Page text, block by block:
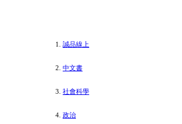
誠品線上
中文書
社會科學
政治